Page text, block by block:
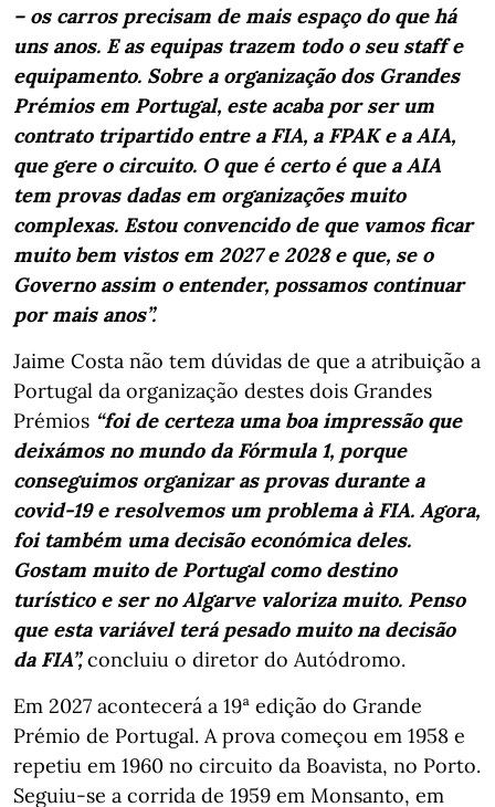
– os carros precisam de mais espaço do que há
uns anos. E as equipas trazem todo o seu staff e
equipamento. Sobre a organização dos Grandes
Prémios em Portugal, este acaba por ser um
contrato tripartido entre a FIA, a FPAK e a AIA,
que gere o circuito. O que é certo é que a AIA
tem provas dadas em organizações muito
complexas. Estou convencido de que vamos ficar
muito bem vistos em 2027 e 2028 e que, se o
Governo assim o entender, possamos continuar
por mais anos”.
Jaime Costa não tem dúvidas de que a atribuição a
Portugal da organização destes dois Grandes
Prémios “foi de certeza uma boa impressão que
deixámos no mundo da Fórmula 1, porque
conseguimos organizar as provas durante a
covid-19 e resolvemos um problema à FIA. Agora,
foi também uma decisão económica deles.
Gostam muito de Portugal como destino
turístico e ser no Algarve valoriza muito. Penso
que esta variável terá pesado muito na decisão
da FIA”,concluiu o diretor do Autódromo.
Em 2027 acontecerá a 19ª edição do Grande
Prémio de Portugal. A prova começou em 1958 e
repetiu em 1960 no circuito da Boavista, no Porto.
Seguiu-se a corrida de 1959 em Monsanto, em